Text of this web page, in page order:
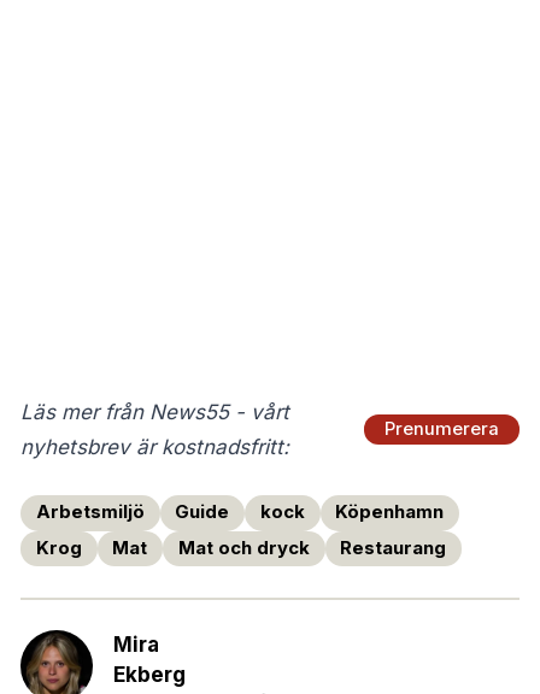
Läs mer från News55 - vårt
nyhetsbrev är kostnadsfritt:
Prenumerera
Arbetsmiljö Guide kock
Köpenhamn
Krog
Mat Mat och dryck Restaurang
Mira
Ekberg